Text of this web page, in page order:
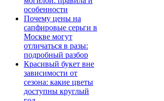
особенности
Почему цены на
сапфировые серьги в
Москве могут
отличаться в разы:
подробный разбор
Красивый букет вне
зависимости от
сезона: какие цветы
доступны круглый